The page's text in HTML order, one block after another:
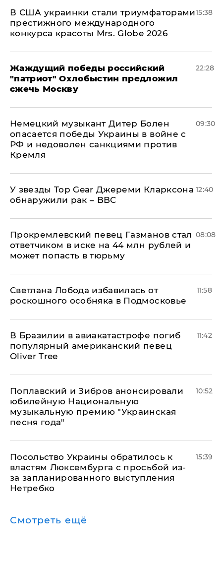
В США украинки стали триумфаторами
престижного международного
конкурса красоты Mrs. Globe 2026
15:38
Жаждущий победы российский
"патриот" Охлобыстин предложил
сжечь Москву
22:28
Немецкий музыкант Дитер Болен
опасается победы Украины в войне с
РФ и недоволен санкциями против
Кремля
09:30
У звезды Top Gear Джереми Кларксона
обнаружили рак – BBC
12:40
Прокремлевский певец Газманов стал
ответчиком в иске на 44 млн рублей и
может попасть в тюрьму
08:08
Светлана Лобода избавилась от
роскошного особняка в Подмосковье
11:58
В Бразилии в авиакатастрофе погиб
популярный американский певец
Oliver Tree
11:42
Поплавский и Зибров анонсировали
юбилейную Национальную
музыкальную премию "Украинская
песня года"
10:52
Посольство Украины обратилось к
властям Люксембурга с просьбой из-
за запланированного выступления
Нетребко
15:39
Смотреть ещё